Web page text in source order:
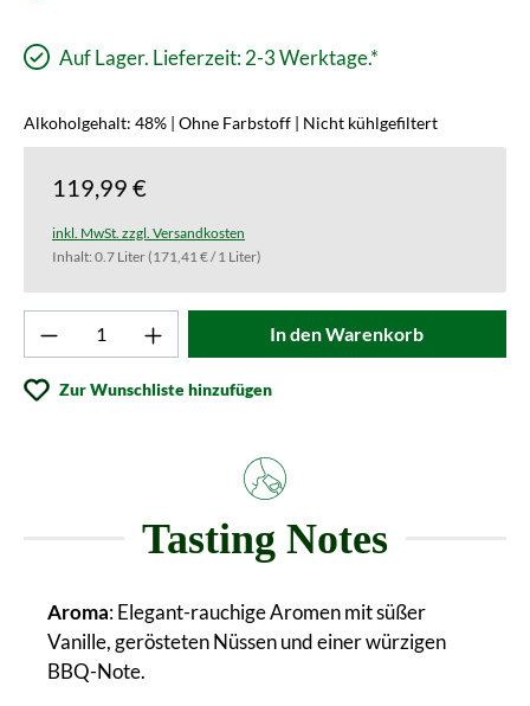
Auf Lager. Lieferzeit: 2-3 Werktage.*
Alkoholgehalt: 48% | Ohne Farbstoff | Nicht kühlgefiltert
119,99 €
inkl. MwSt. zzgl. Versandkosten
Inhalt: 0.7 Liter(171,41 € / 1 Liter)
Produkt Anzahl: Gib den gewünschten
In den Warenkorb
Zur Wunschliste hinzufügen
Tasting Notes
Aroma: Elegant-rauchige Aromen mit süßer
Vanille, gerösteten Nüssen und einer würzigen
BBQ-Note.